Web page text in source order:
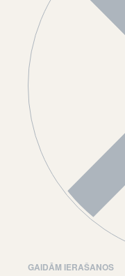
GAIDĀM IERAŠANOS